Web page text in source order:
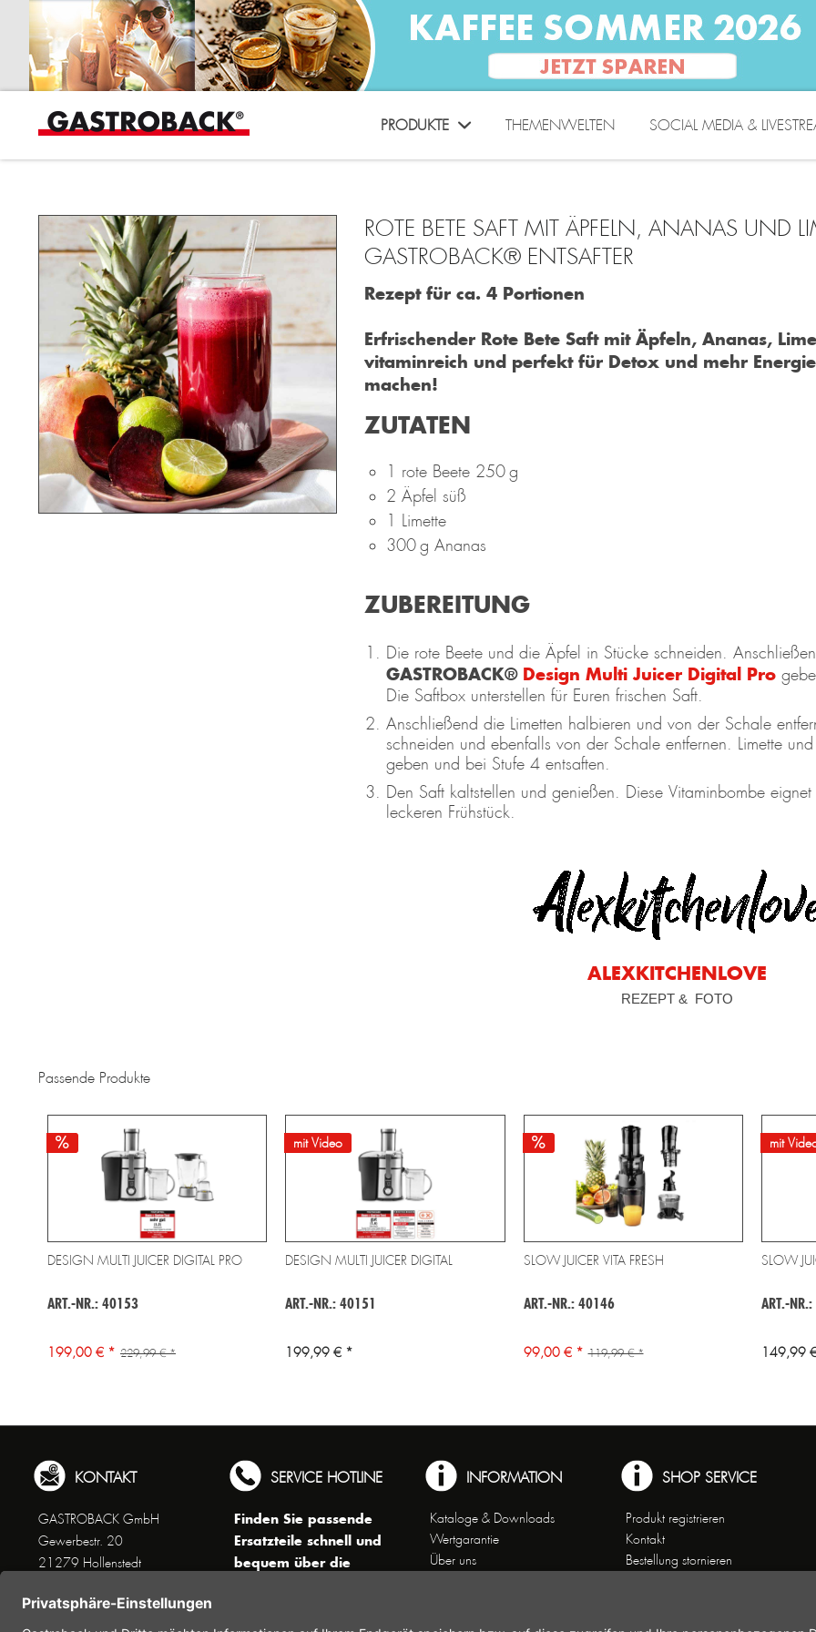
PRODUKTE THEMENWELTEN SOCIAL MEDIA &
ROTE BETE SAFT MIT ÄPFELN, ANANAS UND
GASTROBACK® ENTSAFTER
Rezept für ca. 4 Portionen
Erfrischender Rote Bete Saft mit Äpfeln, Ananas,
vitaminreich und perfekt für Detox und mehr
machen!
ZUTATEN
1 rote Beete 250 g
2 Äpfel süß
1 Limette
300 g Ananas
ZUBEREITUNG
Die rote Beete und die Äpfel in Stücke schneiden.
GASTROBACK® Design Multi Juicer Digital Pro
Die Saftbox unterstellen für Euren frischen Saft.
Anschließend die Limetten halbieren und von der Schale
schneiden und ebenfalls von der Schale entfernen. Limette
geben und bei Stufe 4 entsaften.
Den Saft kaltstellen und genießen. Diese Vitaminbombe
leckeren Frühstück.
ALEXKITCHENLOVE
REZEPT & FOTO
Passende Produkte
DESIGN MULTI JUICER DIGITAL PRO
ART.-NR.: 40153
199,00 € * 229,99 € *
mit Video
DESIGN MULTI JUICER DIGITAL
ART.-NR.: 40151
199,99 € *
SLOW JUICER VITA FRESH
ART.-NR.: 40146
99,00 € * 119,99 € *
mit
SLOW
ART.-
149,99
KONTAKT
GASTROBACK GmbH
Gewerbestr. 20
21279 Hollenstedt
SERVICE HOTLINE
Finden Sie passende
Ersatzteile schnell und
bequem über die
erreichen Sie telefonisch
INFORMATION
Kataloge & Downloads
Wertgarantie
Über uns
SHOP SERVICE
Produkt registrieren
Kontakt
Bestellung stornieren